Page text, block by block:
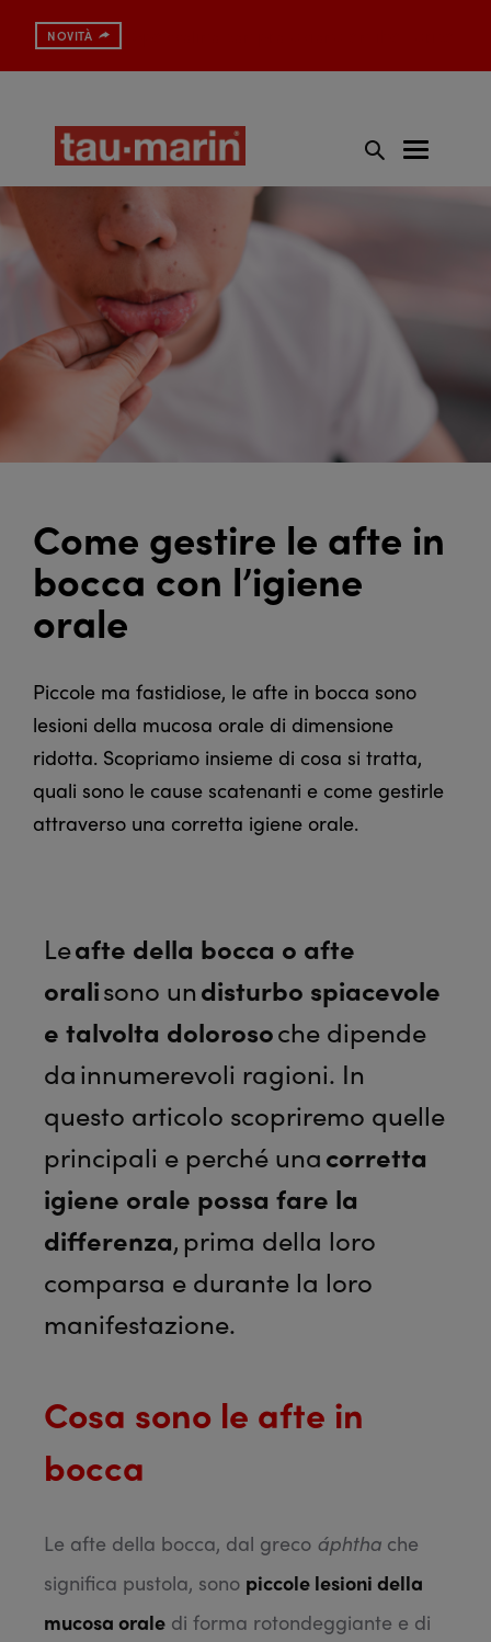
NOVITÀ
Come gestire le afte in
bocca con l’igiene
orale
Piccole ma fastidiose, le afte in bocca sono
lesioni della mucosa orale di dimensione
ridotta. Scopriamo insieme di cosa si tratta,
quali sono le cause scatenanti e come gestirle
attraverso una corretta igiene orale.
Leafte della bocca o afte
oralisono undisturbo spiacevole
e talvolta dolorosoche dipende
dainnumerevoli ragioni. In
questo articolo scopriremo quelle
principali e perché unacorretta
igiene orale possa fare la
differenza, prima della loro
comparsa e durante la loro
manifestazione.
Cosa sono le afte in
bocca
Le afte della bocca, dal greco áphtha che
significa pustola, sono piccole lesioni della
mucosa orale di forma rotondeggiante e di